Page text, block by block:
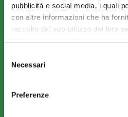
pubblicità e social media, i quali
con altre informazioni che ha
raccolto dal suo utilizzo dei loro
delNecessari
Preferenze
COSA FACCIAMO
Il Funzionamento